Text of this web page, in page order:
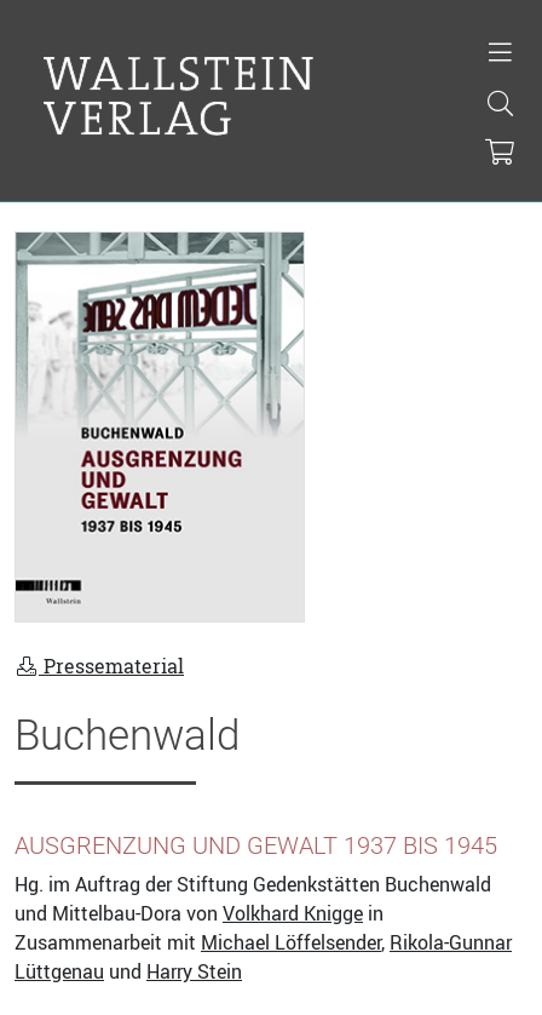
Pressematerial
Buchenwald
AUSGRENZUNG UND GEWALT 1937 BIS 1945
Hg. im Auftrag der Stiftung Gedenkstätten Buchenwald
und Mittelbau-Dora von Volkhard Knigge in
Zusammenarbeit mit Michael Löffelsender, Rikola-Gunnar
Lüttgenau und Harry Stein